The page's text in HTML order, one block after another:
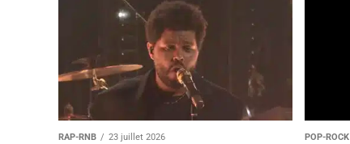
RAP-RNB 23 juillet 2026 POP-ROCK